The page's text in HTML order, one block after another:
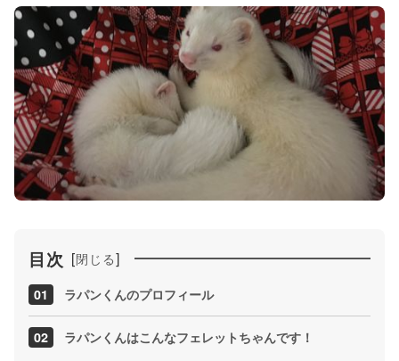
目次 [閉じる]
ラパンくんのプロフィール
ラパンくんはこんなフェレットちゃんです！